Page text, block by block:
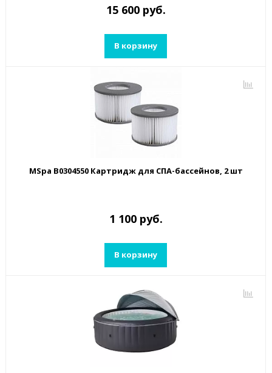
15 600 руб.
В корзину
MSpa B0304550 Картридж для СПА-бассейнов, 2 шт
1 100 руб.
В корзину